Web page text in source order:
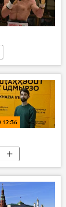
12:36